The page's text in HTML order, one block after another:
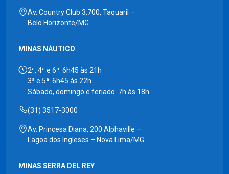
Av. Country Club 3.700, Taquaril –
Belo Horizonte/MG
MINAS NÁUTICO
2ª, 4ª e 6ª: 6h45 às 21h
3ª e 5ª: 6h45 às 22h
Sábado, domingo e feriado: 7h às 18h
(31) 3517-3000
Av. Princesa Diana, 200 Alphaville –
Lagoa dos Ingleses – Nova Lima/MG
MINAS SERRA DEL REY